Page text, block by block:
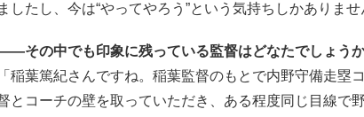
ましたし、今は“やってやろう”という気持ちしかありませ
その中でも印象に残っている監督はどなたでしょう
「稲葉篤紀さんですね。稲葉監督のもとで内野守備走塁
とコーチの壁を取っていただき、ある程度同じ目線で